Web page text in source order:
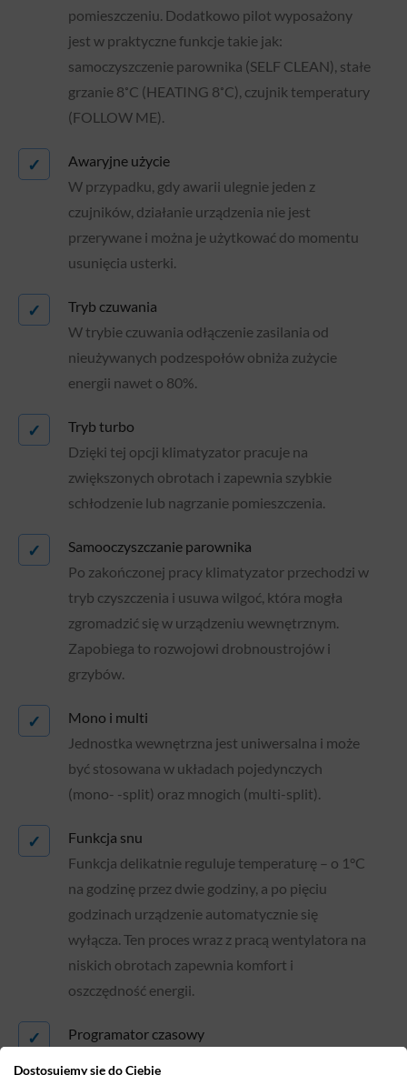
pomieszczeniu. Dodatkowo pilot wyposażony
jest w praktyczne funkcje takie jak:
samoczyszczenie parownika (SELF CLEAN), stałe
grzanie 8˚C (HEATING 8˚C), czujnik temperatury
(FOLLOW ME).
✓
Awaryjne użycie
W przypadku, gdy awarii ulegnie jeden z
czujników, działanie urządzenia nie jest
przerywane i można je użytkować do momentu
usunięcia usterki.
✓
Tryb czuwania
W trybie czuwania odłączenie zasilania od
nieużywanych podzespołów obniża zużycie
energii nawet o 80%.
✓
Tryb turbo
Dzięki tej opcji klimatyzator pracuje na
zwiększonych obrotach i zapewnia szybkie
schłodzenie lub nagrzanie pomieszczenia.
✓
Samooczyszczanie parownika
Po zakończonej pracy klimatyzator przechodzi w
tryb czyszczenia i usuwa wilgoć, która mogła
zgromadzić się w urządzeniu wewnętrznym.
Zapobiega to rozwojowi drobnoustrojów i
grzybów.
✓
Mono i multi
Jednostka wewnętrzna jest uniwersalna i może
być stosowana w układach pojedynczych
(mono- -split) oraz mnogich (multi-split).
✓
Funkcja snu
Funkcja delikatnie reguluje temperaturę – o 1°C
na godzinę przez dwie godziny, a po pięciu
godzinach urządzenie automatycznie się
wyłącza. Ten proces wraz z pracą wentylatora na
niskich obrotach zapewnia komfort i
oszczędność energii.
✓
Programator czasowy
Dostosujemy się do Ciebie